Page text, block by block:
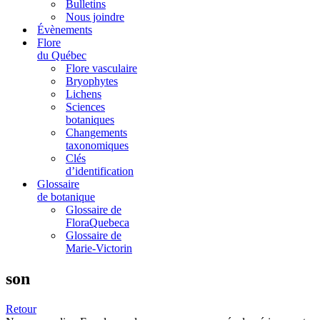
Bulletins
Nous joindre
Évènements
Flore
du Québec
Flore vasculaire
Bryophytes
Lichens
Sciences
botaniques
Changements
taxonomiques
Clés
d’identification
Glossaire
de botanique
Glossaire de
FloraQuebeca
Glossaire de
Marie-Victorin
son
Retour